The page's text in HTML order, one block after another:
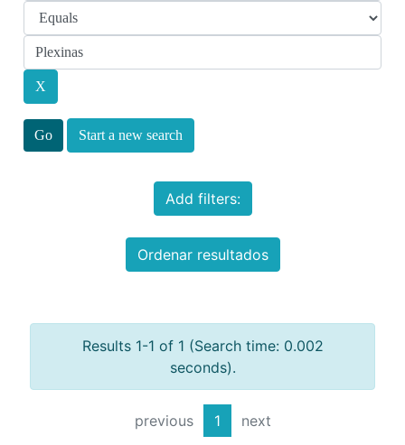
Start a new search
Add filters:
Ordenar resultados
Results 1-1 of 1 (Search time: 0.002
seconds).
previous 1 next